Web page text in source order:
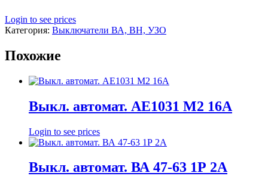
Login to see prices
Категория: Выключатели ВА, ВН, УЗО
Похожие
Выкл. автомат. АЕ1031 М2 16А
Login to see prices
Выкл. автомат. ВА 47-63 1Р 2А